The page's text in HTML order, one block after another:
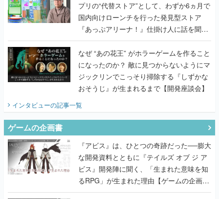
プリの“代替ストア”として、わずか6ヵ月で
国内向けローンチを行った発見型ストア
『あっぷアリーナ！』仕掛け人に話を聞い
てみた
なぜ “あの花王” がホラーゲームを作ること
になったのか？ 敵に見つからないようにマ
ジックリンでこっそり掃除する『しずかな
おそうじ』が生まれるまで【開発座談会】
インタビューの記事一覧
ゲームの企画書
『アビス』は、ひとつの奇跡だった──膨大
な開発資料とともに『テイルズ オブ ジ ア
ビス』開発陣に聞く、「生まれた意味を知
るRPG」が生まれた理由【ゲームの企画
書】